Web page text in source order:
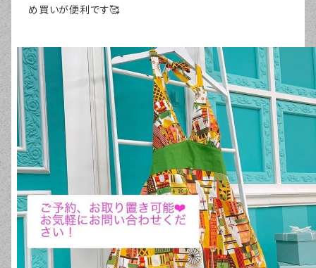
め買いが便利です🥰